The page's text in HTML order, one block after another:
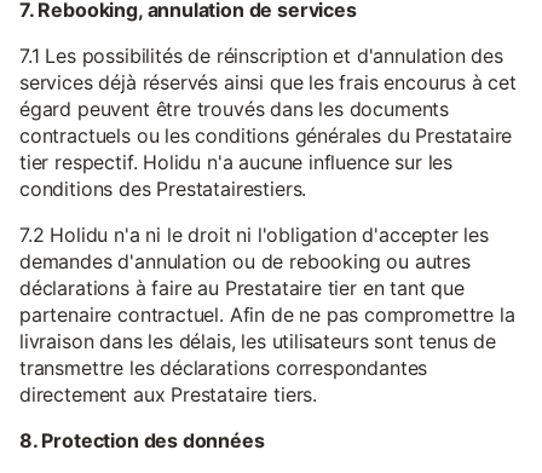
7. Rebooking, annulation de services
7.1 Les possibilités de réinscription et d'annulation des
services déjà réservés ainsi que les frais encourus à cet
égard peuvent être trouvés dans les documents
contractuels ou les conditions générales du Prestataire
tier respectif. Holidu n'a aucune influence sur les
conditions des Prestatairestiers.
7.2 Holidu n'a ni le droit ni l'obligation d'accepter les
demandes d'annulation ou de rebooking ou autres
déclarations à faire au Prestataire tier en tant que
partenaire contractuel. Afin de ne pas compromettre la
livraison dans les délais, les utilisateurs sont tenus de
transmettre les déclarations correspondantes
directement aux Prestataire tiers.
8. Protection des données